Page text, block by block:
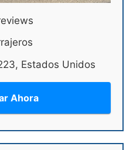
Estados Unidos
Ahora